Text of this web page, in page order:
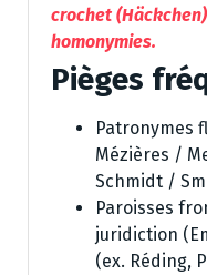
crochet
homonymies.
Pièges
Patronymes
Mézières /
Schmidt /
Paroisses
juridiction
(ex. Réding,